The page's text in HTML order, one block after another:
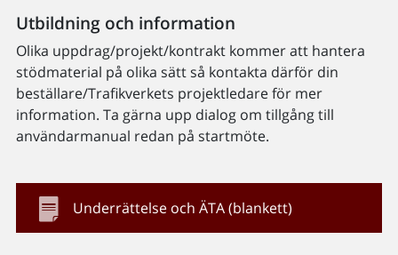
Utbildning och information
Olika uppdrag/projekt/kontrakt kommer att hantera
stödmaterial på olika sätt så kontakta därför din
beställare/Trafikverkets projektledare för mer
information. Ta gärna upp dialog om tillgång till
användarmanual redan på startmöte.
Underrättelse och ÄTA (blankett)